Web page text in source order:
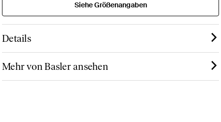
Siehe Größenangaben
Details
Mehr von Basler ansehen